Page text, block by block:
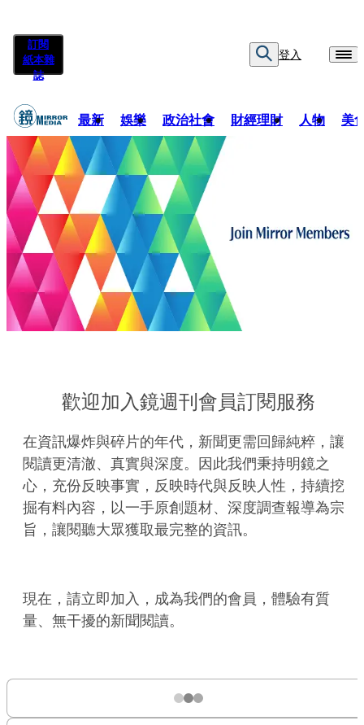
訂閱
紙本雜
誌
登入
最新 娛樂 政治社會 財經理財 人物 美
歡迎加入鏡週刊會員訂閱服務
在資訊爆炸與碎片的年代，新聞更需回歸純粹，讓
閱讀更清澈、真實與深度。因此我們秉持明鏡之
心，充份反映事實，反映時代與反映人性，持續挖
掘有料內容，以一手原創題材、深度調查報導為宗
旨，讓閱聽大眾獲取最完整的資訊。
現在，請立即加入，成為我們的會員，體驗有質
量、無干擾的新聞閱讀。